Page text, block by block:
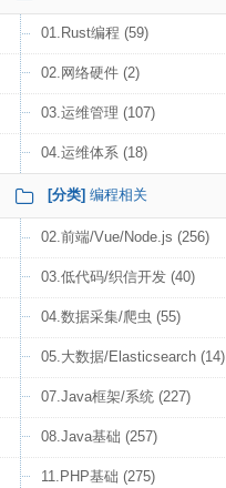
01.Rust编程 (59)
02.网络硬件 (2)
03.运维管理 (107)
04.运维体系 (18)
[分类] 编程相关
02.前端/Vue/Node.js (256)
03.低代码/织信开发 (40)
04.数据采集/爬虫 (55)
05.大数据/Elasticsearch (14)
07.Java框架/系统 (227)
08.Java基础 (257)
11.PHP基础 (275)